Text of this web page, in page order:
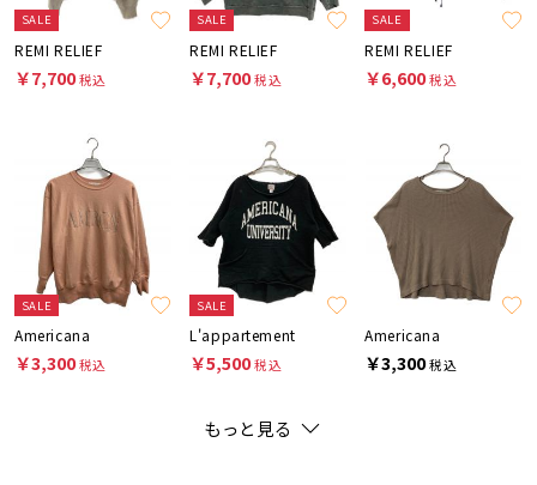
SALE
REMI RELIEF
￥7,700税込
SALE
REMI RELIEF
￥7,700税込
SALE
REMI RELIEF
￥6,600税込
SALE
Americana
￥3,300税込
SALE
L'appartement
￥5,500税込
Americana
￥3,300税込
もっと見る